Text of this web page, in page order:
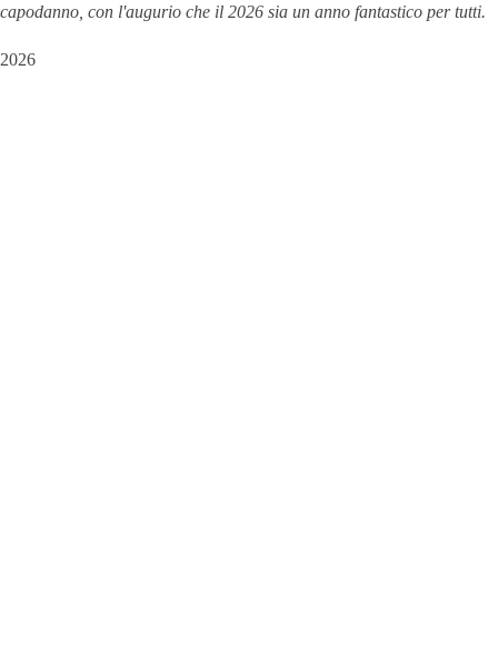
capodanno, con l'augurio che il 2026 sia un anno fantastico per tutti.
2026